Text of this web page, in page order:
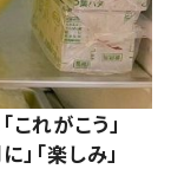
れがこう」
「楽しみ」